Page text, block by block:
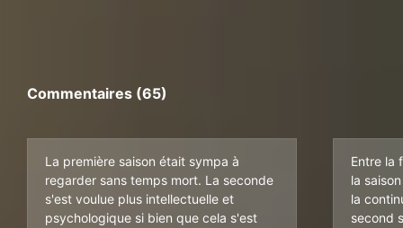
Commentaires (65)
La première saison était sympa à
regarder sans temps mort. La seconde
s'est voulue plus intellectuelle et
psychologique si bien que cela s'est
Entre la
la
la
second